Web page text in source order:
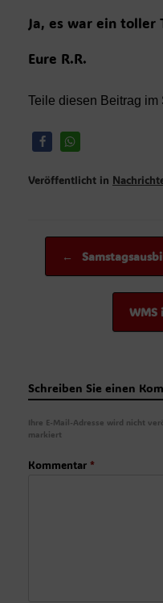
Ja, es war ein toller
Eure R.R.
Teile diesen Beitrag
Veröffentlicht in
←
WMS
Schreiben Sie einen
Ihre E-Mail-Adresse wird nicht
markiert
Kommentar *